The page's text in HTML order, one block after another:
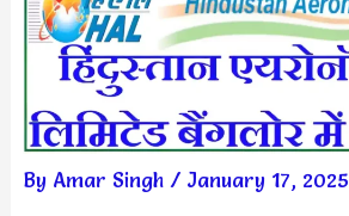
By Amar Singh / January 17, 2025